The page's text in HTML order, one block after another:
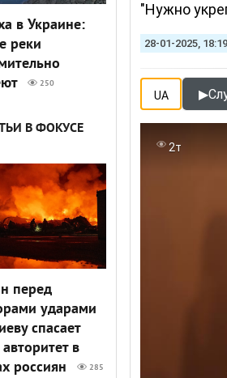
в Украине:
реки
250
В ФОКУСЕ
перед
ударами
спасает
в
россиян
285
"Нужно
28-01-2025, 18:19
UA ▶
2т